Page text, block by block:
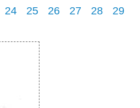
24 25 26 27 28 29